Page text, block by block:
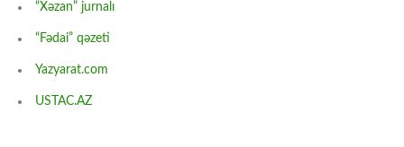
“Xəzan” jurnalı
“Fədai” qəzeti
Yazyarat.com
USTAC.AZ